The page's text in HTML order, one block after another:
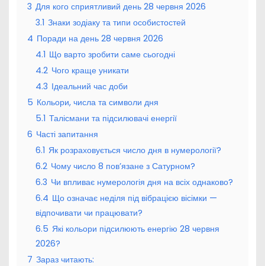
3 Для кого сприятливий день 28 червня 2026
3.1 Знаки зодіаку та типи особистостей
4 Поради на день 28 червня 2026
4.1 Що варто зробити саме сьогодні
4.2 Чого краще уникати
4.3 Ідеальний час доби
5 Кольори, числа та символи дня
5.1 Талісмани та підсилювачі енергії
6 Часті запитання
6.1 Як розраховується число дня в нумерології?
6.2 Чому число 8 пов’язане з Сатурном?
6.3 Чи впливає нумерологія дня на всіх однаково?
6.4 Що означає неділя під вібрацією вісімки —
відпочивати чи працювати?
6.5 Які кольори підсилюють енергію 28 червня
2026?
7 Зараз читають: